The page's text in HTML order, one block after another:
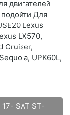
двигателей
подойти Для
Lexus
LX570,
Cruiser,
UPK60L,
SAT ST-